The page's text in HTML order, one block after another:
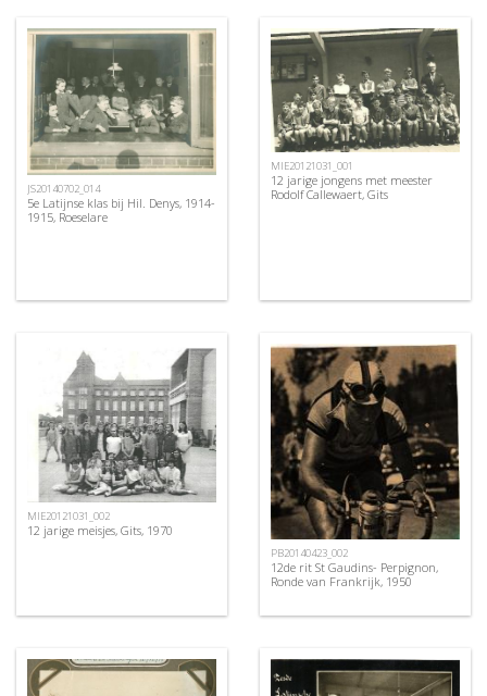
JS20140702_014
5e Latijnse klas bij Hil. Denys, 1914-
1915, Roeselare
MIE20121031_001
12 jarige jongens met meester
Rodolf Callewaert, Gits
MIE20121031_002
12 jarige meisjes, Gits, 1970
PB20140423_002
12de rit St Gaudins- Perpignon,
Ronde van Frankrijk, 1950